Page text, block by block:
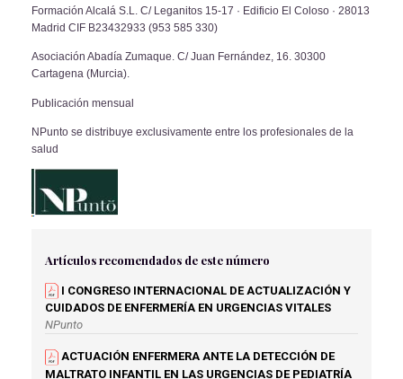
Formación Alcalá S.L. C/ Leganitos 15-17 · Edificio El Coloso · 28013
Madrid CIF B23432933 (953 585 330)
Asociación Abadía Zumaque. C/ Juan Fernández, 16. 30300
Cartagena (Murcia).
Publicación mensual
NPunto se distribuye exclusivamente entre los profesionales de la
salud
Artículos recomendados de este número
I CONGRESO INTERNACIONAL DE ACTUALIZACIÓN Y
CUIDADOS DE ENFERMERÍA EN URGENCIAS VITALES
NPunto
ACTUACIÓN ENFERMERA ANTE LA DETECCIÓN DE
MALTRATO INFANTIL EN LAS URGENCIAS DE PEDIATRÍA